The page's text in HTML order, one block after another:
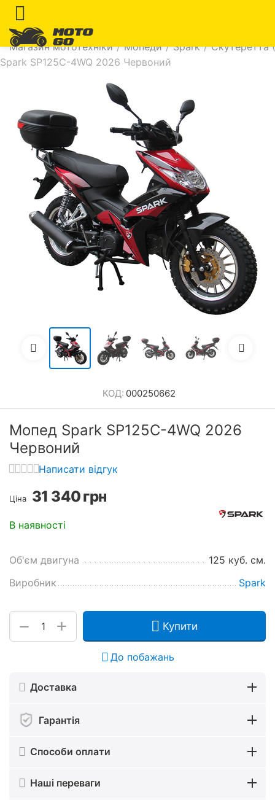
Магазин мототехніки / Мопеди / Spark / Скутеретта
Spark SP125C-4WQ 2026 Червоний
КОД: 000250662
Мопед Spark SP125C-4WQ 2026
Червоний
Написати відгук
Ціна 31 340грн
В наявності
Об'єм двигуна
125 куб. см.
Виробник
Spark
+
− Купити
До побажань
Доставка
Гарантія
Способи оплати
Наші переваги